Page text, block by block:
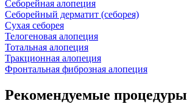
Себорейная алопеция
Себорейный дерматит (себорея)
Сухая себорея
Телогеновая алопеция
Тотальная алопеция
Тракционная алопеция
Фронтальная фиброзная алопеция
Рекомендуемые процедуры